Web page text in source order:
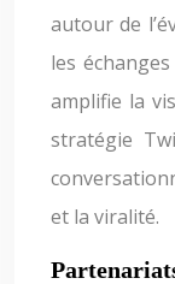
autour de
les
amplifie la
stratégie
et la viralité.